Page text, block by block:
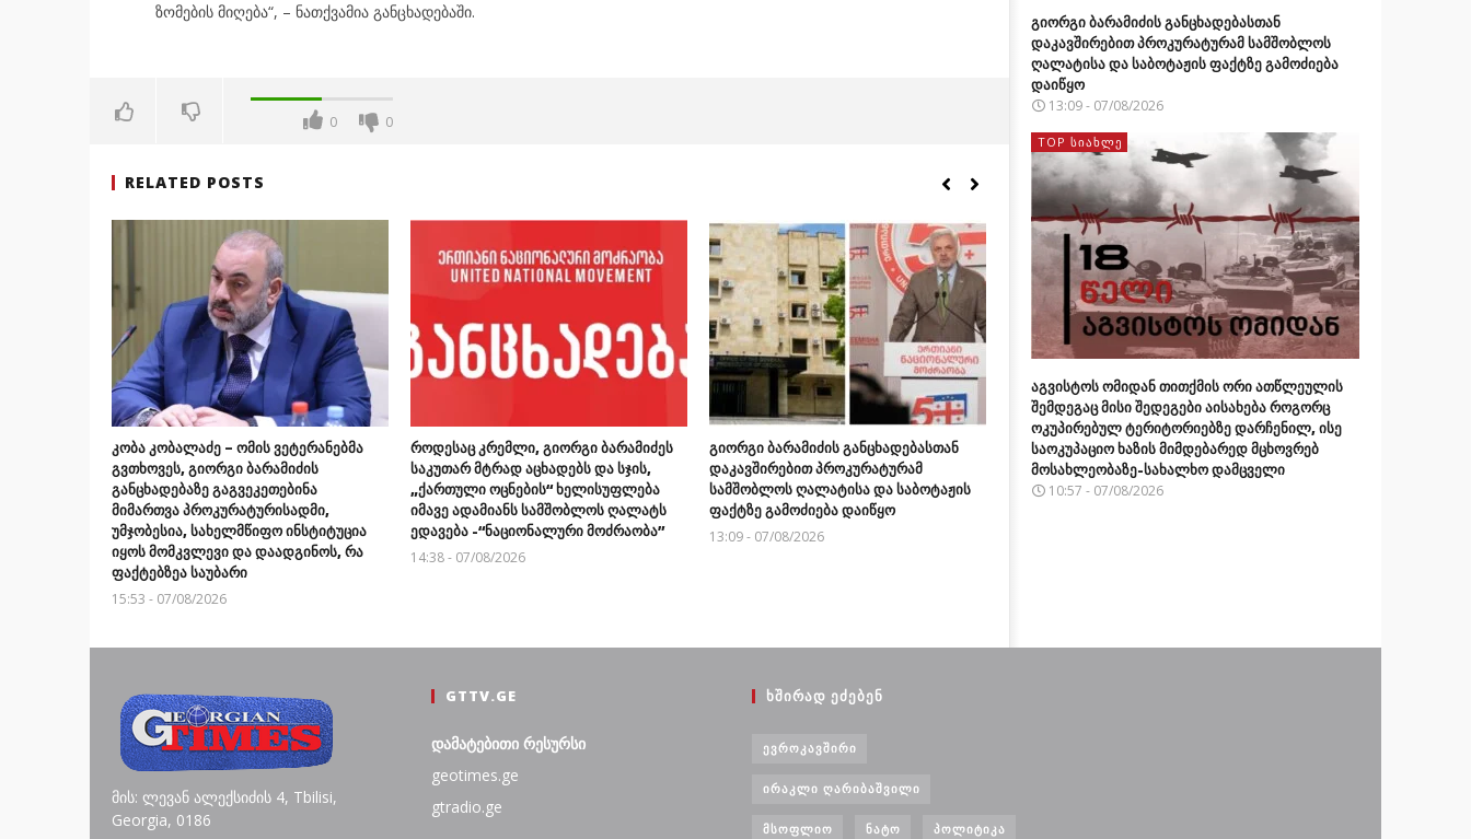
ზომების მიღება“, – ნათქვამია განცხადებაში.
0 0
RELATED POSTS
კობა კობალაძე – ომის ვეტერანებმა
გვთხოვეს, გიორგი ბარამიძის
განცხადებაზე გაგვეკეთებინა
მიმართვა პროკურატურისადმი,
უმჯობესია, სახელმწიფო ინსტიტუცია
იყოს მომკვლევი და დაადგინოს, რა
ფაქტებზეა საუბარი
15:53 - 07/08/2026
როდესაც კრემლი, გიორგი ბარამიძეს
საკუთარ მტრად აცხადებს და სჯის,
„ქართული ოცნების“ ხელისუფლება
იმავე ადამიანს სამშობლოს ღალატს
ედავება -“ნაციონალური მოძრაობა”
14:38 - 07/08/2026
გიორგი ბარამიძის განცხადებასთან
დაკავშირებით პროკურატურამ
სამშობლოს ღალატისა და საბოტაჟის
ფაქტზე გამოძიება დაიწყო
13:09 - 07/08/2026
გიორგი ბარამიძის განცხადებასთან
დაკავშირებით პროკურატურამ სამშობლოს
ღალატისა და საბოტაჟის ფაქტზე გამოძიება
დაიწყო
13:09 - 07/08/2026
TOP ᲡᲘᲐᲮᲚᲔ
აგვისტოს ომიდან თითქმის ორი ათწლეულის
შემდეგაც მისი შედეგები აისახება როგორც
ოკუპირებულ ტერიტორიებზე დარჩენილ, ისე
საოკუპაციო ხაზის მიმდებარედ მცხოვრებ
მოსახლეობაზე-სახალხო დამცველი
10:57 - 07/08/2026
მის: ლევან ალექსიძის 4, Tbilisi,
Georgia, 0186
GTTV.GE
დამატებითი რესურსი
geotimes.ge
gtradio.ge
ᲮᲨᲘᲠᲐᲓ ᲔᲫᲔᲑᲔᲜ
ᲔᲕᲠᲝᲙᲐᲕᲨᲘᲠᲘ
ᲘᲠᲐᲙᲚᲘ ᲦᲐᲠᲘᲑᲐᲨᲕᲘᲚᲘ
ᲛᲡᲝᲤᲚᲘᲝ ᲜᲐᲢᲝ ᲞᲝᲚᲘᲢᲘᲙᲐ